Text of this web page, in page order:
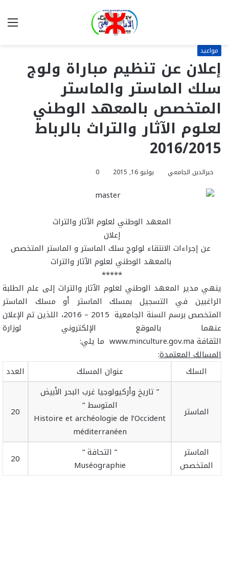
مواعيد
إعلان عن تنظيم مباراة ولوج
سلك الماستر والماستر
المتخصص بالمعهد الوطني
لعلوم الآثار والتراث بالرباط
2016/2015
خيرالدين الجامعي يوليو 16, 2015 0
المعهد الوطني لعلوم الآثار والتراث
إعلان
عن إجراءات الانتقاء لولوج سلك الماستر و الماستر المتخصص
بالمعهد الوطني لعلوم الآثار والتراث
*****
ينهي مدير المعهد الوطني لعلوم الآثار والتراث إلى علم الطلبة
الراغبين في التسجيل بمسلك الماستر أو مسلك الماستر
المتخصص برسم السنة الجامعية 2015 – 2016، اللذين تم الإعلان
عنهما بالموقع الإلكتروني لوزارة
الثقافة www.minculture.gov.ma ما يلي:
المسالك المعتمدة:
السلك
عنوان المسلك العدد
الماستر
” تاريخ وأركيولوجيا غرب البحر الأبيض
المتوسط “
Histoire et archéologie de l’Occident
méditerranéen
20
الماستر
المتخصص
” التحافة “
Muséographie
20